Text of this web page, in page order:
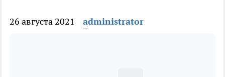
26 августа 2021 administrator